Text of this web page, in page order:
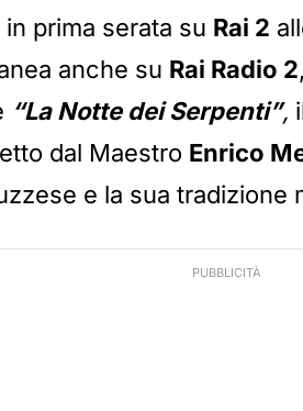
in prima serata su Rai 2
anche su Rai Radio 2
“La Notte dei Serpenti”,
dal Maestro Enrico
e la sua tradizione